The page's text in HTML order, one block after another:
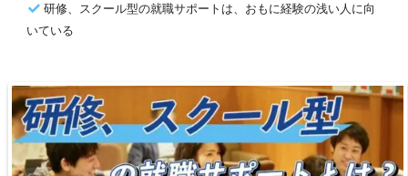
研修、スクール型の就職サポートは、おもに経験の浅い人に向
いている